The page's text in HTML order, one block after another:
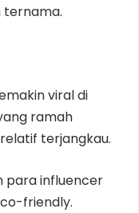
ternama.
viral di
ramah
terjangkau.
para influencer
friendly.